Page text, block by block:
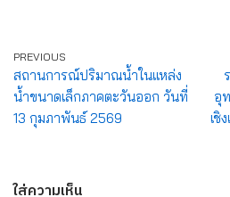
PREVIOUS
สถานการณ์ปริมาณน้ำในแหล่ง
น้ำขนาดเล็กภาคตะวันออก วันที่
13 กุมภาพันธ์ 2569
อุ
เชิ
ใส่ความเห็น